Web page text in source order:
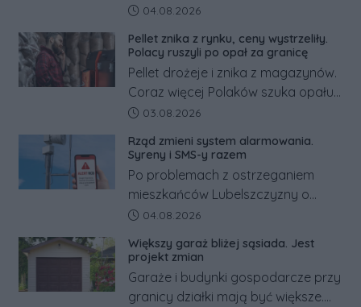
pracowników podwyżka płacy
tym zmianom zyskają.
Data dodania artykułu:
04.08.2026
Pellet znika z rynku, ceny wystrzeliły.
Polacy ruszyli po opał za granicę
Pellet drożeje i znika z magazynów.
Coraz więcej Polaków szuka opału
za granicą, gdzie bywa nawet
Co się dzieje?
Data dodania artykułu:
03.08.2026
Rząd zmieni system alarmowania.
Syreny i SMS-y razem
Po problemach z ostrzeganiem
mieszkańców Lubelszczyzny o
rosyjskim zagrożeniu rząd
alarmowych, alertów RCB i aplikacji
w jeden system.
Data dodania artykułu:
04.08.2026
Większy garaż bliżej sąsiada. Jest
projekt zmian
Garaże i budynki gospodarcze przy
granicy działki mają być większe.